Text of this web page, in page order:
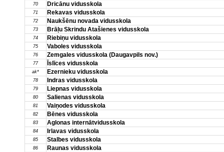
70 Dricānu vidusskola
71 Rekavas vidusskola
72 Naukšēnu novada vidusskola
73 Brāļu Skrindu Atašienes vidusskola
74 Riebiņu vidusskola
75 Vaboles vidusskola
76 Zemgales vidusskola (Daugavpils nov.)
77 Īslīces vidusskola
ak* Ezernieku vidusskola
78 Indras vidusskola
79 Liepnas vidusskola
80 Salienas vidusskola
81 Vaiņodes vidusskola
82 Bēnes vidusskola
83 Aglonas internātvidusskola
84 Irlavas vidusskola
85 Stalbes vidusskola
86 Raunas vidusskola